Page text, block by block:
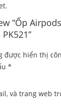
“Ốp
được hiển thị
*
và trang web